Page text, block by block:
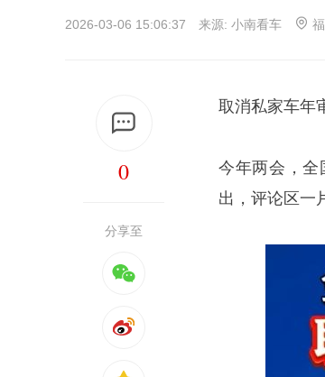
2026-03-06 15:06:37 来源: 小南看车
0
分享至
取消私家车年
今年两会，全
出，评论区一